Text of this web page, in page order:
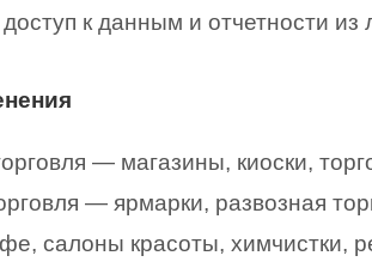
к данным и отчетности из
— магазины, киоски,
— ярмарки, развозная
салоны красоты, химчистки,